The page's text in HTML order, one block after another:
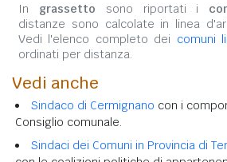
In grassetto sono riportati i
distanze sono calcolate in linea
Vedi l'elenco completo dei comuni
ordinati per distanza.
Vedi anche
Sindaco di Cermignano con i
Consiglio comunale.
Sindaci dei Comuni in Provincia di